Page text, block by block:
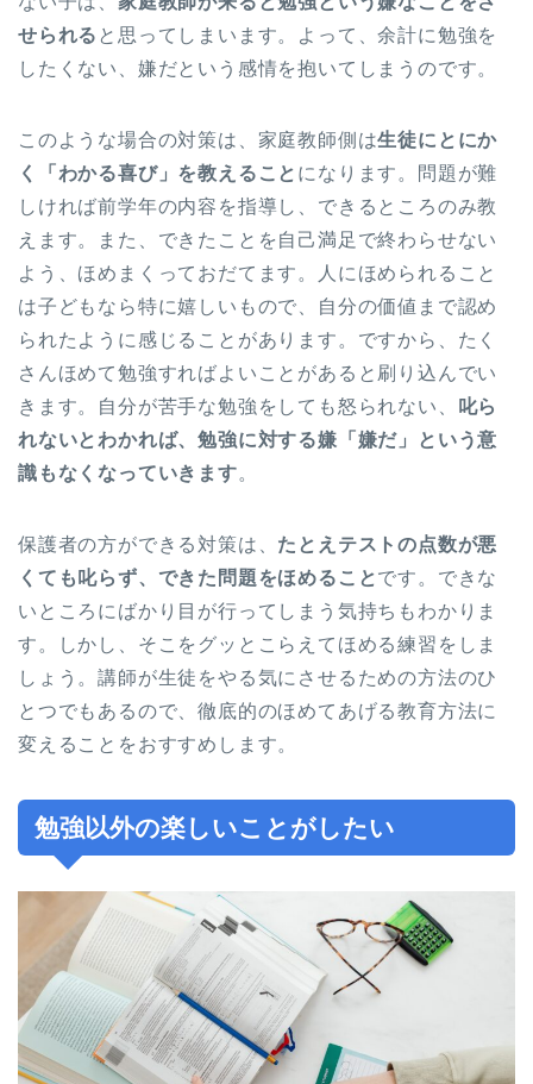
せられる と思ってしまいます。よって、余計に勉強を
したくない、嫌だという感情を抱いてしまうのです。
このような場合の対策は、家庭教師側は生徒にとにか
く「わかる喜び」を教えること になります。問題が難
しければ前学年の内容を指導し、できるところのみ教
えます。また、できたことを自己満足で終わらせない
よう、ほめまくっておだてます。人にほめられること
は子どもなら特に嬉しいもので、自分の価値まで認め
られたように感じることがあります。ですから、たく
さんほめて勉強すればよいことがあると刷り込んでい
きます。自分が苦手な勉強をしても怒られない、
叱ら
れないとわかれば、勉強に対する嫌「嫌だ」という意
識もなくなっていきます。
保護者の方ができる対策は、 たとえテストの点数が悪
くても叱らず、できた問題をほめることです。できな
いところにばかり目が行ってしまう気持ちもわかりま
す。しかし、そこをグッとこらえてほめる練習をしま
しょう。講師が生徒をやる気にさせるための方法のひ
とつでもあるので、徹底的のほめてあげる教育方法に
変えることをおすすめします。
勉強以外の楽しいことがしたい